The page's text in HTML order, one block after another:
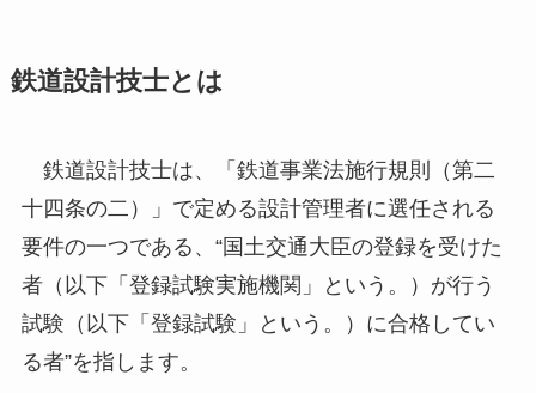
鉄道設計技士とは
鉄道設計技士は、「鉄道事業法施行規則（第二
十四条の二）」で定める設計管理者に選任される
要件の一つである、“国土交通大臣の登録を受けた
者（以下「登録試験実施機関」という。）が行う
試験 （以下「登録試験」という。） に合格してい
る者”を指します。